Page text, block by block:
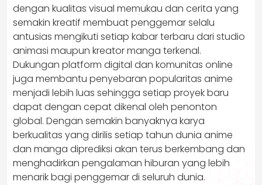
dengan kualitas visual memukau dan cerita yang
semakin kreatif membuat penggemar selalu
antusias mengikuti setiap kabar terbaru dari studio
animasi maupun kreator manga terkenal.
Dukungan platform digital dan komunitas online
juga membantu penyebaran popularitas anime
menjadi lebih luas sehingga setiap proyek baru
dapat dengan cepat dikenal oleh penonton
global. Dengan semakin banyaknya karya
berkualitas yang dirilis setiap tahun dunia anime
dan manga diprediksi akan terus berkembang dan
menghadirkan pengalaman hiburan yang lebih
menarik bagi penggemar di seluruh dunia.